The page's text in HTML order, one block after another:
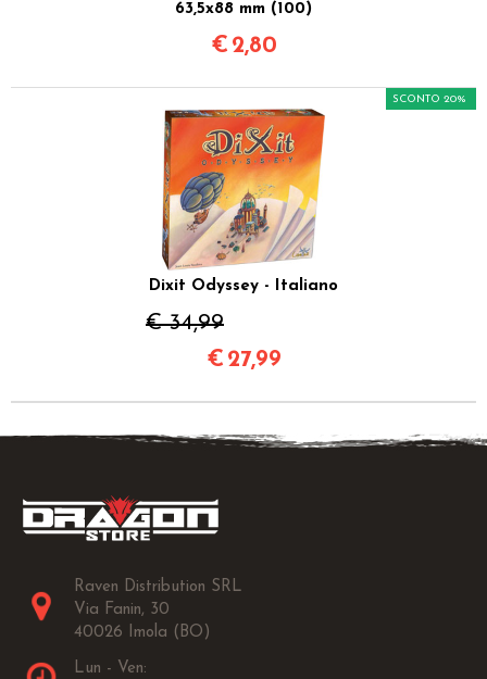
63,5x88 mm (100)
€ 2,80
Dixit Odyssey - Italiano
€ 34,99
SCONTO 20%
€ 27,99
Raven Distribution SRL
Via Fanin, 30
40026 Imola (BO)
Lun - Ven: